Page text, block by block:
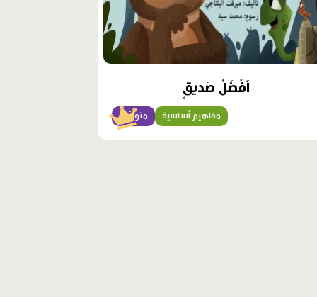
أَفْضَلُ صَديقٍ
متوسّط مفاهيم أساسية